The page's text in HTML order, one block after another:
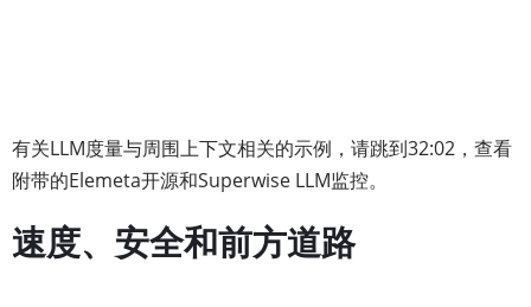
有关LLM度量与周围上下文相关的示例，请跳到32:02，查看
附带的Elemeta开源和Superwise LLM监控。
速度、安全和前方道路